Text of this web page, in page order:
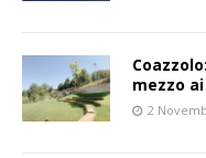
mezzo
2